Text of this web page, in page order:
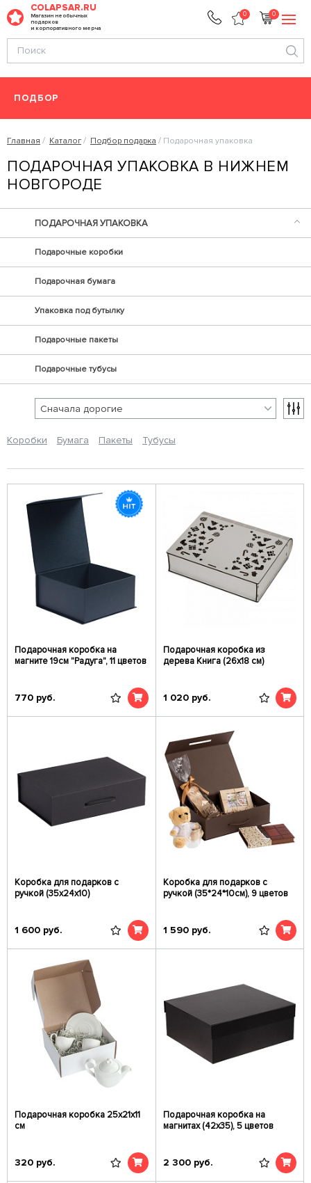
COLAPSAR.RU
Магазин необычных
подарков
и корпоративного мерча
0 0
ПОДБОР
Главная Каталог Подбор подарка Подарочная упаковка
ПОДАРОЧНАЯ УПАКОВКА В НИЖНЕМ
НОВГОРОДЕ
ПОДАРОЧНАЯ УПАКОВКА
Подарочные коробки
Подарочная бумага
Упаковка под бутылку
Подарочные пакеты
Подарочные тубусы
Коробки Бумага Пакеты Тубусы
Подарочная коробка на
магните 19см "Радуга", 11 цветов
770 руб.
Подарочная коробка из
дерева Книга (26х18 см)
1 020 руб.
Коробка для подарков с
ручкой (35х24х10)
1 600 руб.
Коробка для подарков с
ручкой (35*24*10см), 9 цветов
1 590 руб.
Подарочная коробка 25х21х11
см
320 руб.
Подарочная коробка на
магнитах (42x35), 5 цветов
2 300 руб.